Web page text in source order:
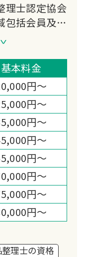
理士認定協会
包括会員及び
、近畿全域
ジョイント
庫などで出た
や遺品整
特殊清掃など
います。
りごとを解
ています！
った」とご満
のニーズに合
です！
させて頂きま
基本料金
円～
円～
円～
円～
円～
円～
円～
円～
理士の資格